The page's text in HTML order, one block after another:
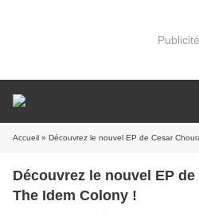
Publicité
Accueil » Découvrez le nouvel EP de Cesar
Découvrez le nouvel EP
The Idem Colony !